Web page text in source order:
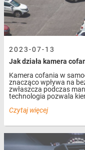
2023-07-13
Jak działa kamera
Kamera cofania w
znacząco wpływa na
zwłaszcza podczas
technologia pozwala
Czytaj więcej